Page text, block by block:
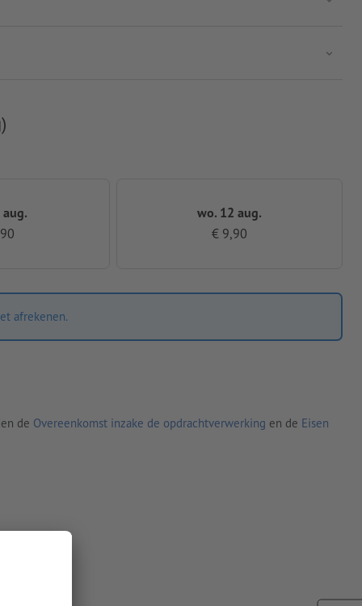
wo. 12 aug.
€ 9,90
afrekenen.
de Overeenkomst inzake de opdrachtverwerking en de Eisen